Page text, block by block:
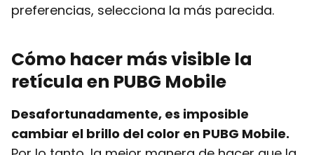
preferencias, selecciona la más parecida.
Cómo hacer más visible la
retícula en PUBG Mobile
Desafortunadamente, es imposible
cambiar el brillo del color en PUBG Mobile.